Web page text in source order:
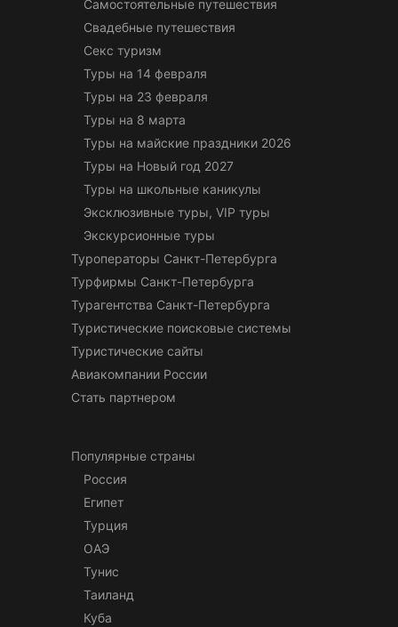
Самостоятельные путешествия
Свадебные путешествия
Секс туризм
Туры на 14 февраля
Туры на 23 февраля
Туры на 8 марта
Туры на майские праздники 2026
Туры на Новый год 2027
Туры на школьные каникулы
Эксклюзивные туры, VIP туры
Экскурсионные туры
Туроператоры Санкт-Петербурга
Турфирмы Санкт-Петербурга
Турагентства Санкт-Петербурга
Туристические поисковые системы
Туристические сайты
Авиакомпании России
Стать партнером
Популярные страны
Россия
Египет
Турция
ОАЭ
Тунис
Таиланд
Куба